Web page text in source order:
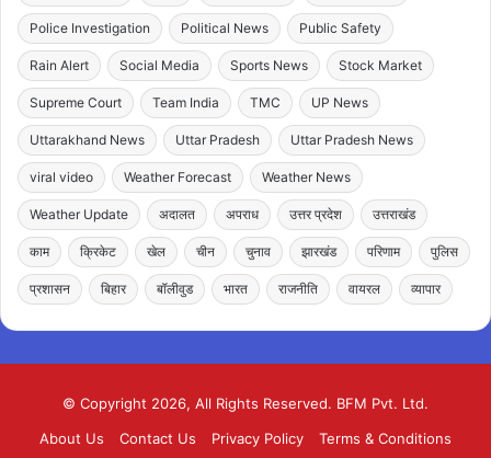
Police Investigation Political News Public Safety
Rain Alert Social Media Sports News Stock Market
Supreme Court Team India TMC UP News
Uttarakhand News Uttar Pradesh Uttar Pradesh News
viral video Weather Forecast Weather News
Weather Update अदालत अपराध उत्तर प्रदेश उत्तराखंड
काम क्रिकेट खेल चीन चुनाव झारखंड परिणाम पुलिस
प्रशासन बिहार बॉलीवुड भारत राजनीति वायरल व्यापार
© Copyright 2026, All Rights Reserved. BFM Pvt. Ltd.
About Us
Contact Us Privacy Policy Terms & Conditions